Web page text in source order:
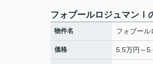
フォブールロジュマンⅠ
物件名 フォブール
価格 5.5万円～